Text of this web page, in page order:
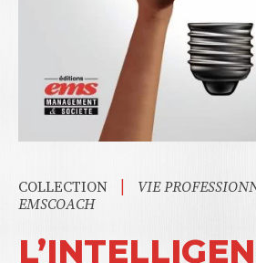
COLLECTION | VIE
EMSCOACH